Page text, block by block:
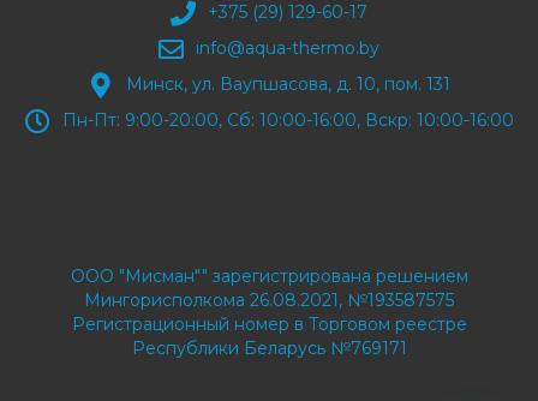
+375 (29) 129-60-17
info@aqua-thermo.by
Минск, ул. Ваупшасова, д. 10, пом. 131
Пн-Пт: 9:00-20:00, Сб: 10:00-16:00, Вскр: 10:00-16:00
ООО "Мисман"" зарегистрирована решением
Мингорисполкома 26.08.2021, №193587575
Регистрационный номер в Торговом реестре
Республики Беларусь №769171